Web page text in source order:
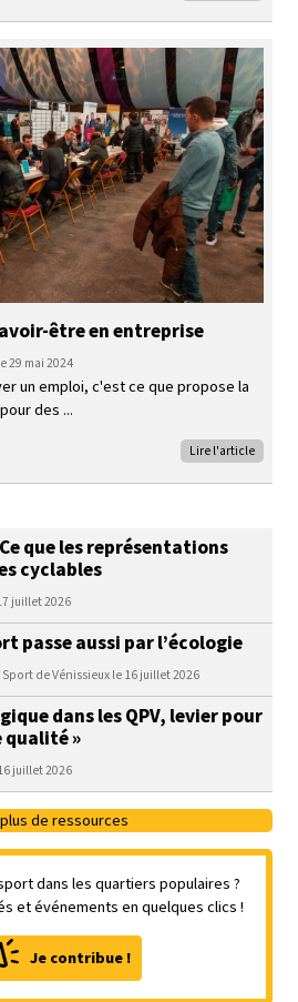
être en entreprise
29 mai 2024
un emploi, c'est ce que propose la
des
Lire l'article
que les représentations
cyclables
juillet 2026
passe aussi par l’écologie
de Vénissieux le 16 juillet 2026
dans les QPV, levier pour
qualité »
juillet 2026
de ressources
dans les quartiers populaires ?
et événements en quelques clics !
Je contribue !